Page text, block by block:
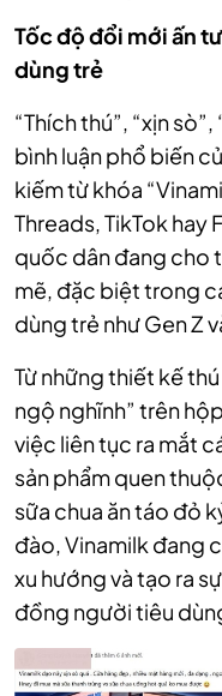
Tốc độ đổi mới ấn
dùng trẻ
“Thích thú”, “xịn
bình luận phổ biến
kiếm từ khóa
Threads, TikTok hay
quốc dân đang cho
mẽ, đặc biệt trong
dùng trẻ như Gen Z
Từ những thiết kế
ngộ nghĩnh” trên
việc liên tục ra mắt
sản phẩm quen
sữa chua ăn táo đỏ
đào, Vinamilk đang
xu hướng và tạo ra
đồng người tiêu